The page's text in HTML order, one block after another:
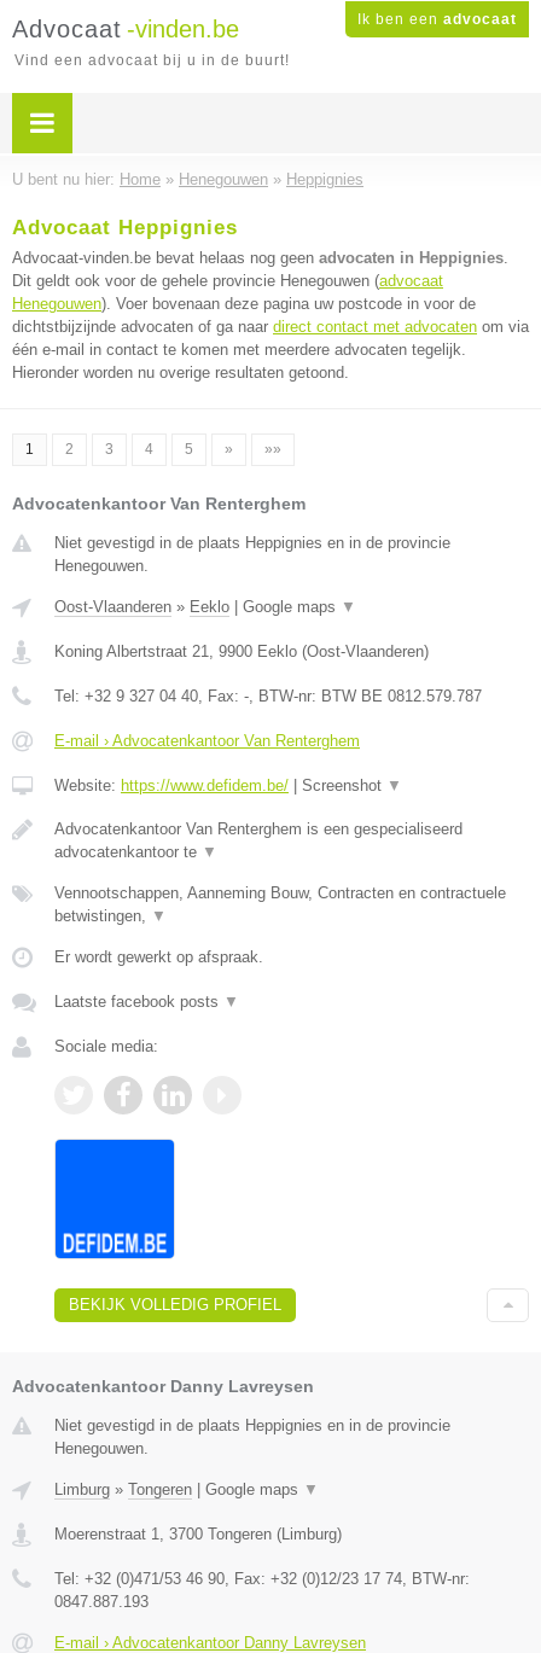
Ik ben een advocaat
Advocaat -vinden.be
Vind een advocaat bij u in de buurt!
U bent nu hier: Home » Henegouwen » Heppignies
Advocaat Heppignies
Advocaat-vinden.be bevat helaas nog geen advocaten in Heppignies.
Dit geldt ook voor de gehele provincie Henegouwen (advocaat
Henegouwen). Voer bovenaan deze pagina uw postcode in voor de
dichtstbijzijnde advocaten of ga naar direct contact met advocaten om via
één e-mail in contact te komen met meerdere advocaten tegelijk.
Hieronder worden nu overige resultaten getoond.
1 2 3 4 5 » »»
Advocatenkantoor Van Renterghem
Niet gevestigd in de plaats Heppignies en in de provincie
Henegouwen.
Oost-Vlaanderen » Eeklo Google maps ▼
Koning Albertstraat 21, 9900 Eeklo (Oost-Vlaanderen)
Tel: +32 9 327 04 40, Fax: -, BTW-nr: BTW BE 0812.579.787
E-mail › Advocatenkantoor Van Renterghem
Website: https://www.defidem.be/ Screenshot ▼
Advocatenkantoor Van Renterghem is een gespecialiseerd
advocatenkantoor te ▼
Vennootschappen, Aanneming Bouw, Contracten en contractuele
betwistingen, ▼
Er wordt gewerkt op afspraak.
Laatste facebook posts ▼
Sociale media:
BEKIJK VOLLEDIG PROFIEL
Advocatenkantoor Danny Lavreysen
Niet gevestigd in de plaats Heppignies en in de provincie
Henegouwen.
Limburg » Tongeren Google maps ▼
Moerenstraat 1, 3700 Tongeren (Limburg)
Tel: +32 (0)471/53 46 90, Fax: +32 (0)12/23 17 74, BTW-nr:
0847.887.193
E-mail › Advocatenkantoor Danny Lavreysen